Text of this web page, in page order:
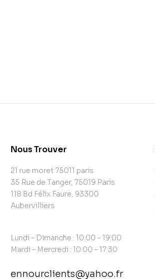
Nous Trouver
21 rue moret 75011 paris
35 Rue de Tanger, 75019 Paris
118 Bd Félix Faure, 93300
Aubervilliers
Lundi – Dimanche : 10:00 – 19:00
Mardi – Mercredi : 10:00 – 17:30
ennourclients@yahoo.fr